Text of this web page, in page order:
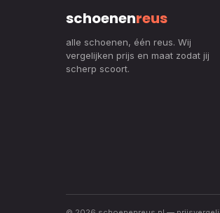
schoenenreus
alle schoenen, één reus. Wij
vergelijken prijs en maat zodat jij
scherp scoort.